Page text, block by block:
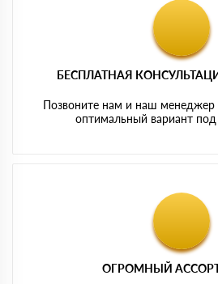
БЕСПЛАТНАЯ
Позвоните нам и наш менеджер
оптимальный вариант
ОГРОМНЫЙ